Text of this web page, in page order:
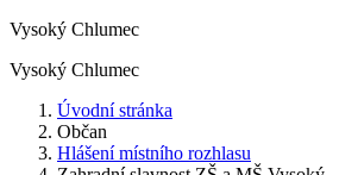
Vysoký Chlumec
Vysoký Chlumec
Úvodní stránka
Občan
Hlášení místního rozhlasu